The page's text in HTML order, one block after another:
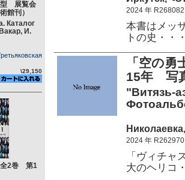
型 展覧会
館刊）
Каталог
И.
\29,150
全2巻 第1
2024 年 R268082
本書はメッ
トの史・・
「空の
15年 写
"Витязь-
2024 年 R262970
「ヴィチ
大のヘリコ